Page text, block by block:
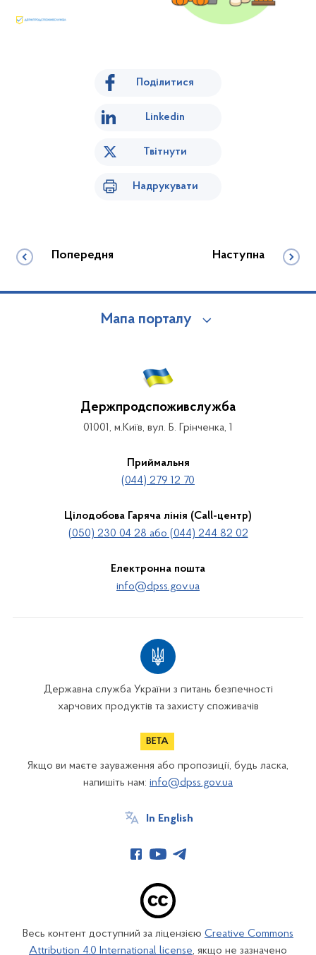
Поділитися
Linkedin
Твітнути
Надрукувати
Попередня Наступна
Мапа порталу
Держпродспоживслужба
01001, м.Київ, вул. Б. Грінченка, 1
Приймальня
(044) 279 12 70
Цілодобова Гаряча лінія (Call-центр)
(050) 230 04 28 або (044) 244 82 02
Електронна пошта
info@dpss.gov.ua
Державна служба України з питань безпечності
харчових продуктів та захисту споживачів
Якщо ви маєте зауваження або пропозиції, будь ласка,
напишіть нам: info@dpss.gov.ua
In English
Весь контент доступний за ліцензією Creative Commons
Attribution 4.0 International license, якщо не зазначено